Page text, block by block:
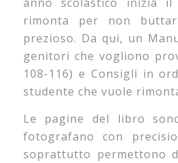
rimonta per non
prezioso. Da qui, un
genitori che vogliono
108-116) e Consigli in
studente che vuole
Le pagine del libro
fotografano con
soprattutto permettono